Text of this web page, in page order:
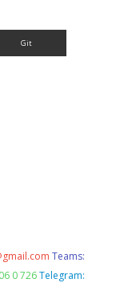
Teams:
0 726 Telegram: